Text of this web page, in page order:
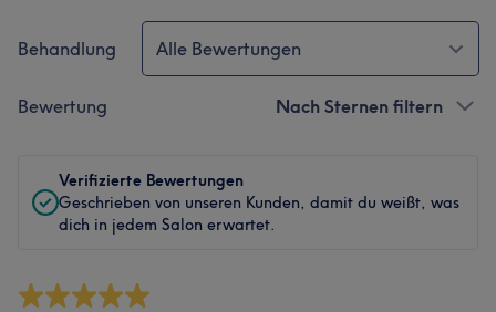
Behandlung Alle Bewertungen
Bewertung Nach Sternen filtern
Verifizierte Bewertungen
Geschrieben von unseren Kunden, damit du weißt, was
dich in jedem Salon erwartet.